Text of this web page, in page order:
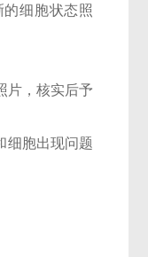
细胞状态照
片，核实后予
细胞出现问题